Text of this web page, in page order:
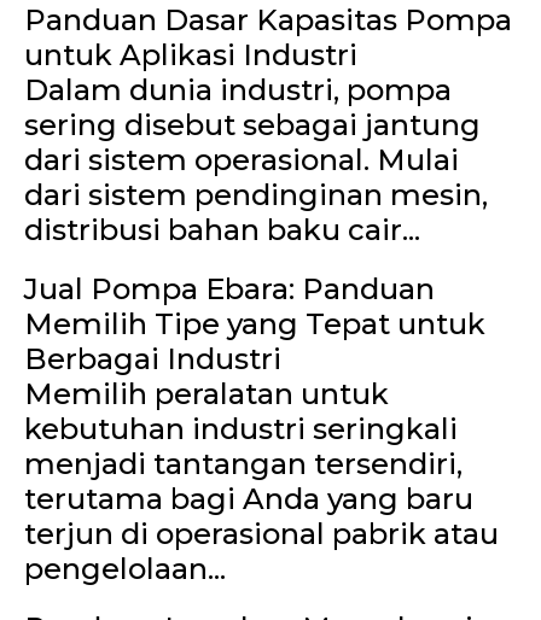
Panduan Dasar Kapasitas Pompa
untuk Aplikasi Industri
Dalam dunia industri, pompa
sering disebut sebagai jantung
dari sistem operasional. Mulai
dari sistem pendinginan mesin,
distribusi bahan baku cair...
Jual Pompa Ebara: Panduan
Memilih Tipe yang Tepat untuk
Berbagai Industri
Memilih peralatan untuk
kebutuhan industri seringkali
menjadi tantangan tersendiri,
terutama bagi Anda yang baru
terjun di operasional pabrik atau
pengelolaan...